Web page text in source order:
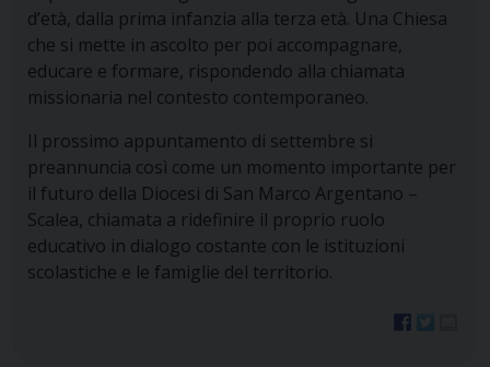
d’età, dalla prima infanzia alla terza età. Una Chiesa
che si mette in ascolto per poi accompagnare,
educare e formare, rispondendo alla chiamata
missionaria nel contesto contemporaneo.
Il prossimo appuntamento di settembre si
preannuncia così come un momento importante per
il futuro della Diocesi di San Marco Argentano –
Scalea, chiamata a ridefinire il proprio ruolo
educativo in dialogo costante con le istituzioni
scolastiche e le famiglie del territorio.